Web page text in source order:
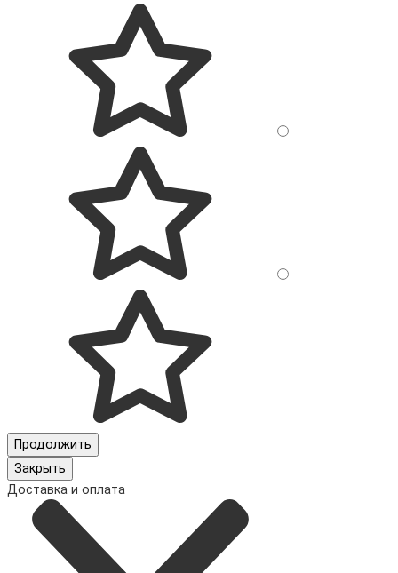
Продолжить
Закрыть
Доставка и оплата